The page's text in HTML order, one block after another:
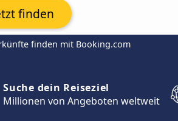
finden mit Booking.com
finden
Suche dein Reiseziel
Millionen von Angeboten weltweit